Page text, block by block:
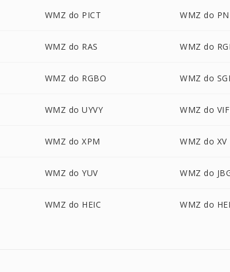
WMZ do PICT WMZ do
WMZ do RAS WMZ do
WMZ do RGBO WMZ do SGI
WMZ do UYVY WMZ do
WMZ do XPM WMZ do XV
WMZ do YUV WMZ do
WMZ do HEIC WMZ do